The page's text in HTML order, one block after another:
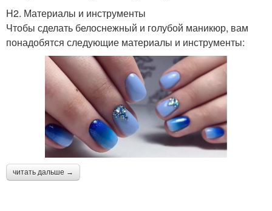
H2. Материалы и инструменты
Чтобы сделать белоснежный и голубой маникюр, вам
понадобятся следующие материалы и инструменты:
читать дальше →